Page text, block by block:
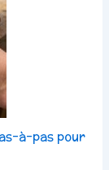
à-pas pour